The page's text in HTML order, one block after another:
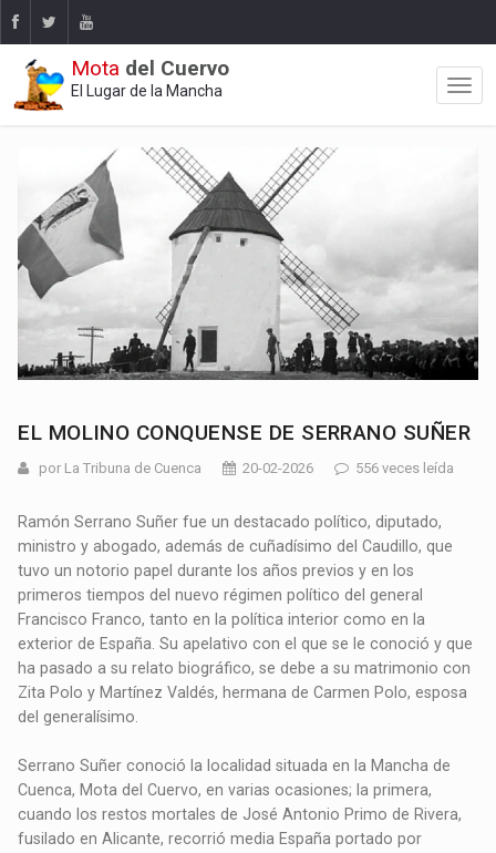
Mota del Cuervo
El Lugar de la Mancha
EL MOLINO CONQUENSE DE SERRANO SUÑER
por La Tribuna de Cuenca 20-02-2026 556 veces leída
Ramón Serrano Suñer fue un destacado político, diputado,
ministro y abogado, además de cuñadísimo del Caudillo, que
tuvo un notorio papel durante los años previos y en los
primeros tiempos del nuevo régimen político del general
Francisco Franco, tanto en la política interior como en la
exterior de España. Su apelativo con el que se le conoció y que
ha pasado a su relato biográfico, se debe a su matrimonio con
Zita Polo y Martínez Valdés, hermana de Carmen Polo, esposa
del generalísimo.
Serrano Suñer conoció la localidad situada en la Mancha de
Cuenca, Mota del Cuervo, en varias ocasiones; la primera,
cuando los restos mortales de José Antonio Primo de Rivera,
fusilado en Alicante, recorrió media España portado por